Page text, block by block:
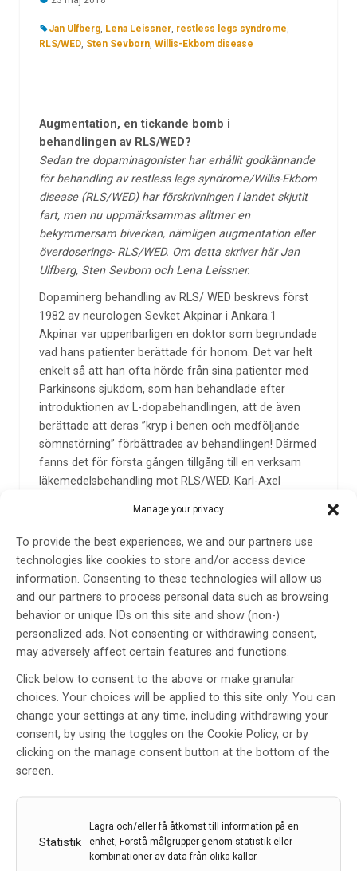
Manage your privacy
To provide the best experiences, we and our partners use
technologies like cookies to store and/or access device
information. Consenting to these technologies will allow us
and our partners to process personal data such as browsing
behavior or unique IDs on this site and show (non-)
personalized ads. Not consenting or withdrawing consent,
may adversely affect certain features and functions.
Click below to consent to the above or make granular
choices. Your choices will be applied to this site only. You can
change your settings at any time, including withdrawing your
consent, by using the toggles on the Cookie Policy, or by
clicking on the manage consent button at the bottom of the
screen.
Statistik
Lagra och/eller få åtkomst till information på en
enhet, Förstå målgrupper genom statistik eller
kombinationer av data från olika källor.
Jan Ulfberg, Lena Leissner, restless legs syndrome,
RLS/WED, Sten Sevborn, Willis-Ekbom disease
Augmentation, en tickande bomb i
behandlingen av RLS/WED?
Sedan tre dopaminagonister har erhållit godkännande
för behandling av restless legs syndrome/Willis-Ekbom
disease (RLS/WED) har förskrivningen i landet skjutit
fart, men nu uppmärksammas alltmer en
bekymmersam biverkan, nämligen augmentation eller
överdoserings- RLS/WED. Om detta skriver här Jan
Ulfberg, Sten Sevborn och Lena Leissner.
Dopaminerg behandling av RLS/ WED beskrevs först
1982 av neurologen Sevket Akpinar i Ankara.1
Akpinar var uppenbarligen en doktor som begrundade
vad hans patienter berättade för honom. Det var helt
enkelt så att han ofta hörde från sina patienter med
Parkinsons sjukdom, som han behandlade efter
introduktionen av L-dopabehandlingen, att de även
berättade att deras ”kryp i benen och medföljande
sömnstörning” förbättrades av behandlingen! Därmed
fanns det för första gången tillgång till en verksam
läkemedelsbehandling mot RLS/WED. Karl-Axel
sjukdomen, restless legs syndrome, i sin klassiska
avhandling från 1945,2 och numera tillsammans med
den engelske 1600-talsläkaren Thomas Willis3,
hedrats med det alternativa sjukdomsnamnet Willis-
Ekbom disease, fick däremot inte uppleva Akpinars
upptäckt. Ekbom avled 1977. Han var aldrig riktigt inne
på att RLS/WED har en stark patogenes inom
nervsystemet utan stödde ”järnhypotesen”, som
Uppsalaläkaren Nils-Brage Nordlander 1953.4 Karl-
Axel Ekbom framlade även tankar på en koppling
mellan RLS/WED och en dysfunktion inom
mikrocirkulationen. Sentida forskning har visat att han
säkert hade rätt, i alla fall delvis, i det avseendet.5
Dopaminet finns även i spel inom de perifera kärlen
De dopaminerga läkemedlen har ju även en
kärlvidgande effekt. Det kan vi exempelvis se genom
den kända biverkningen blodtryckssänkning.